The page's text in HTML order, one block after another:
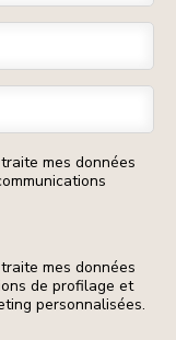
mes données
mes données
de profilage et
personnalisées.